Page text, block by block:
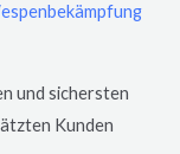
und sichersten
Kunden